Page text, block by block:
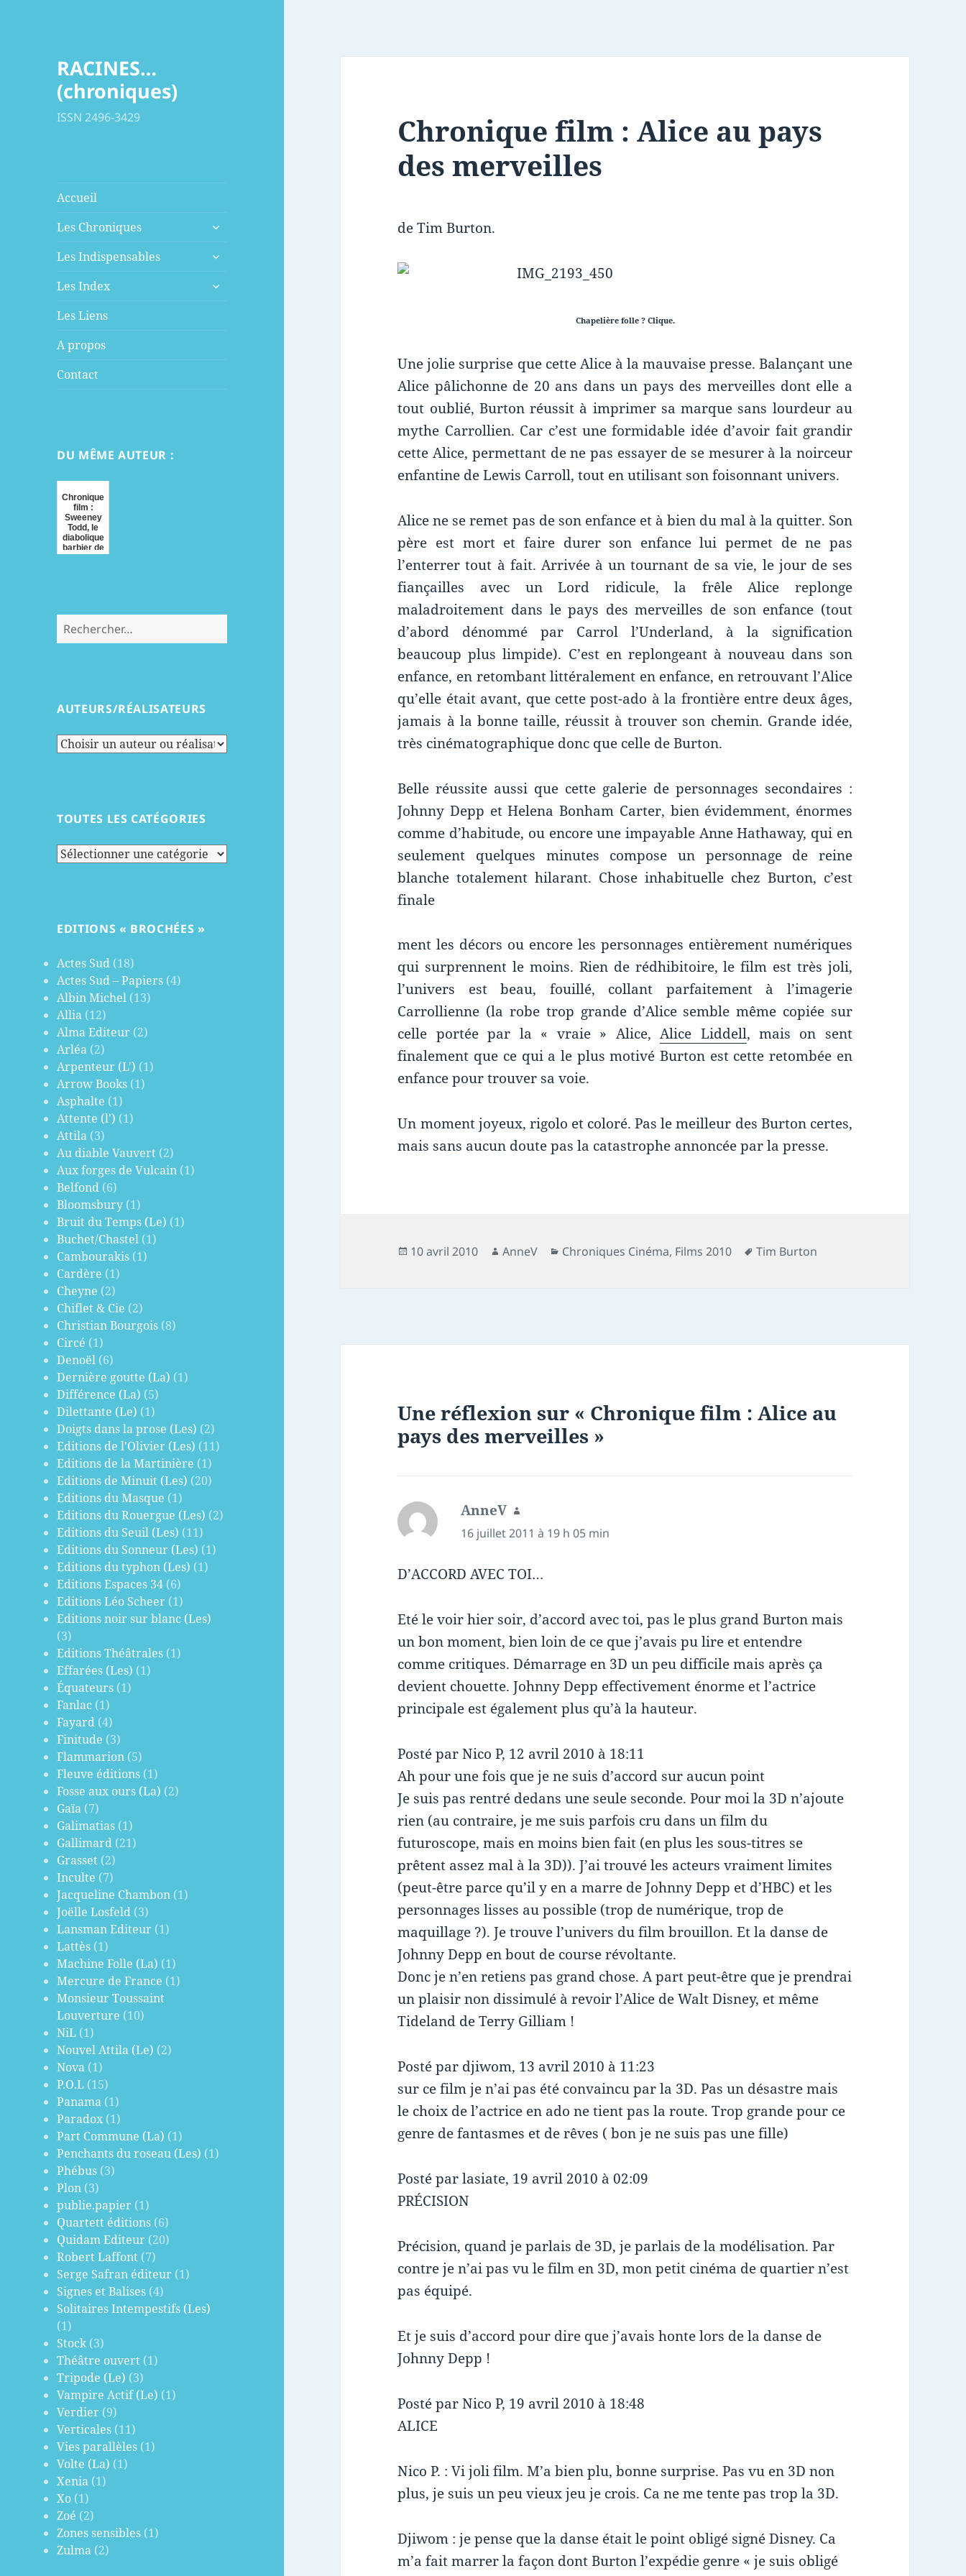
RACINES…
(chroniques)
ISSN 2496-3429
Accueil
Les Chroniques
ouvrir
sous-
Les Indispensables
ouvrir
sous-
Les Index
ouvrir
Les Liens
A propos
Contact
DU MÊME AUTEUR :
Chronique
film :
Sweeney
Todd, le
diabolique
barbier de
Rechercher :
AUTEURS/RÉALISATEURS
TOUTES LES CATÉGORIES
Toutes
EDITIONS « BROCHÉES »
Actes Sud (18)
Actes Sud – Papiers (4)
Albin Michel (13)
Allia (12)
Alma Editeur (2)
Arléa (2)
Arpenteur (L') (1)
Arrow Books (1)
Asphalte (1)
Attente (l') (1)
Attila (3)
Au diable Vauvert (2)
Aux forges de Vulcain (1)
Belfond (6)
Bloomsbury (1)
Bruit du Temps (Le) (1)
Buchet/Chastel (1)
Cambourakis (1)
Cardère (1)
Cheyne (2)
Chiflet & Cie (2)
Christian Bourgois (8)
Circé (1)
Denoël (6)
Dernière goutte (La) (1)
Différence (La) (5)
Dilettante (Le) (1)
Doigts dans la prose (Les) (2)
Editions de l'Olivier (Les) (11)
Editions de la Martinière (1)
Editions de Minuit (Les) (20)
Editions du Masque (1)
Editions du Rouergue (Les) (2)
Editions du Seuil (Les) (11)
Editions du Sonneur (Les) (1)
Editions du typhon (Les) (1)
Editions Espaces 34 (6)
Editions Léo Scheer (1)
Editions noir sur blanc (Les)
(3)
Editions Théâtrales (1)
Effarées (Les) (1)
Équateurs (1)
Fanlac (1)
Fayard (4)
Finitude (3)
Flammarion (5)
Fleuve éditions (1)
Fosse aux ours (La) (2)
Gaïa (7)
Galimatias (1)
Gallimard (21)
Grasset (2)
Inculte (7)
Jacqueline Chambon (1)
Joëlle Losfeld (3)
Lansman Editeur (1)
Lattès (1)
Machine Folle (La) (1)
Mercure de France (1)
Monsieur Toussaint
Louverture (10)
NiL (1)
Nouvel Attila (Le) (2)
Nova (1)
P.O.L (15)
Panama (1)
Paradox (1)
Part Commune (La) (1)
Penchants du roseau (Les) (1)
Phébus (3)
Plon (3)
publie.papier (1)
Quartett éditions (6)
Quidam Editeur (20)
Robert Laffont (7)
Serge Safran éditeur (1)
Signes et Balises (4)
Solitaires Intempestifs (Les)
(1)
Stock(3)
Théâtre ouvert (1)
Tripode (Le) (3)
Vampire Actif (Le) (1)
Verdier (9)
Verticales (11)
Vies parallèles (1)
Volte (La) (1)
Xenia (1)
Xo (1)
Zoé (2)
Zones sensibles (1)
Zulma (2)
Chronique film : Alice au pays
des merveilles
de Tim Burton.
Chapelière folle ? Clique.
Une jolie surprise que cette Alice à la mauvaise presse. Balançant une
Alice pâlichonne de 20 ans dans un pays des merveilles dont elle a
tout oublié, Burton réussit à imprimer sa marque sans lourdeur au
mythe Carrollien. Car c’est une formidable idée d’avoir fait grandir
cette Alice, permettant de ne pas essayer de se mesurer à la noirceur
enfantine de Lewis Carroll, tout en utilisant son foisonnant univers.
Alice ne se remet pas de son enfance et à bien du mal à la quitter. Son
père est mort et faire durer son enfance lui permet de ne pas
l’enterrer tout à fait. Arrivée à un tournant de sa vie, le jour de ses
fiançailles avec un Lord ridicule, la frêle Alice replonge
maladroitement dans le pays des merveilles de son enfance (tout
d’abord dénommé par Carrol l’Underland, à la signification
beaucoup plus limpide). C’est en replongeant à nouveau dans son
enfance, en retombant littéralement en enfance, en retrouvant l’Alice
qu’elle était avant, que cette post-ado à la frontière entre deux âges,
jamais à la bonne taille, réussit à trouver son chemin. Grande idée,
très cinématographique donc que celle de Burton.
Belle réussite aussi que cette galerie de personnages secondaires :
Johnny Depp et Helena Bonham Carter, bien évidemment, énormes
comme d’habitude, ou encore une impayable Anne Hathaway, qui en
seulement quelques minutes compose un personnage de reine
blanche totalement hilarant. Chose inhabituelle chez Burton, c’est
finale
ment les décors ou encore les personnages entièrement numériques
qui surprennent le moins. Rien de rédhibitoire, le film est très joli,
l’univers est beau, fouillé, collant parfaitement à l’imagerie
Carrollienne (la robe trop grande d’Alice semble même copiée sur
celle portée par la « vraie » Alice,Alice Liddell, mais on sent
finalement que ce qui a le plus motivé Burton est cette retombée en
enfance pour trouver sa voie.
Un moment joyeux, rigolo et coloré. Pas le meilleur des Burton certes,
mais sans aucun doute pas la catastrophe annoncée par la presse.
Publié
10 avril 2010 Auteur
AnneV Catégories
Chroniques Cinéma, Films 2010
Mots-
Tim Burton
Une réflexion sur « Chronique film : Alice au
pays des merveilles »
AnneV dit :
16 juillet 2011 à 19 h 05 min
D’ACCORD AVEC TOI…
Eté le voir hier soir, d’accord avec toi, pas le plus grand Burton mais
un bon moment, bien loin de ce que j’avais pu lire et entendre
comme critiques. Démarrage en 3D un peu difficile mais après ça
devient chouette. Johnny Depp effectivement énorme et l’actrice
principale est également plus qu’à la hauteur.
Posté par Nico P, 12 avril 2010 à 18:11
Ah pour une fois que je ne suis d’accord sur aucun point
Je suis pas rentré dedans une seule seconde. Pour moi la 3D n’ajoute
rien (au contraire, je me suis parfois cru dans un film du
futuroscope, mais en moins bien fait (en plus les sous-titres se
prêtent assez mal à la 3D)). J’ai trouvé les acteurs vraiment limites
(peut-être parce qu’il y en a marre de Johnny Depp et d’HBC) et les
personnages lisses au possible (trop de numérique, trop de
maquillage ?). Je trouve l’univers du film brouillon. Et la danse de
Johnny Depp en bout de course révoltante.
Donc je n’en retiens pas grand chose. A part peut-être que je prendrai
un plaisir non dissimulé à revoir l’Alice de Walt Disney, et même
Tideland de Terry Gilliam !
Posté par djiwom, 13 avril 2010 à 11:23
sur ce film je n’ai pas été convaincu par la 3D. Pas un désastre mais
le choix de l’actrice en ado ne tient pas la route. Trop grande pour ce
genre de fantasmes et de rêves ( bon je ne suis pas une fille)
Posté par lasiate, 19 avril 2010 à 02:09
PRÉCISION
Précision, quand je parlais de 3D, je parlais de la modélisation. Par
contre je n’ai pas vu le film en 3D, mon petit cinéma de quartier n’est
pas équipé.
Et je suis d’accord pour dire que j’avais honte lors de la danse de
Johnny Depp !
Posté par Nico P, 19 avril 2010 à 18:48
ALICE
Nico P. : Vi joli film. M’a bien plu, bonne surprise. Pas vu en 3D non
plus, je suis un peu vieux jeu je crois. Ca ne me tente pas trop la 3D.
Djiwom : je pense que la danse était le point obligé signé Disney. Ca
m’a fait marrer la façon dont Burton l’expédie genre « je suis obligé